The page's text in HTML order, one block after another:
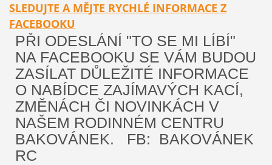
SLEDUJTE A MĚJTE RYCHLÉ INFORMACE Z
FACEBOOKU
PŘI ODESLÁNÍ "TO SE MI LÍBÍ"
NA FACEBOOKU SE VÁM BUDOU
ZASÍLAT DŮLEŽITÉ INFORMACE
O NABÍDCE ZAJÍMAVÝCH KACÍ,
ZMĚNÁCH ČI NOVINKÁCH V
NAŠEM RODINNÉM CENTRU
BAKOVÁNEK. FB: BAKOVÁNEK
RC